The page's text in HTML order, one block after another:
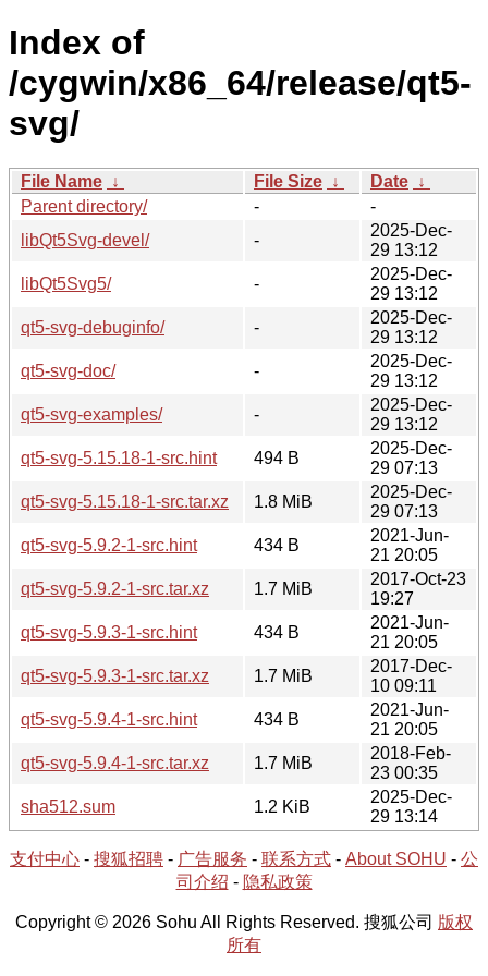
Index of
/cygwin/x86_64/release/qt5-
svg/
File Name ↓ File Size ↓ Date ↓
Parent directory/
-
-
libQt5Svg-devel/
-
2025-Dec-
29 13:12
libQt5Svg5/
-
2025-Dec-
29 13:12
qt5-svg-debuginfo/
-
2025-Dec-
29 13:12
qt5-svg-doc/
-
2025-Dec-
29 13:12
qt5-svg-examples/
-
2025-Dec-
29 13:12
qt5-svg-5.15.18-1-src.hint
494 B
2025-Dec-
29 07:13
qt5-svg-5.15.18-1-src.tar.xz
1.8 MiB
2025-Dec-
29 07:13
qt5-svg-5.9.2-1-src.hint
434 B
2021-Jun-
21 20:05
qt5-svg-5.9.2-1-src.tar.xz
1.7 MiB
2017-Oct-23
19:27
qt5-svg-5.9.3-1-src.hint
434 B
2021-Jun-
21 20:05
qt5-svg-5.9.3-1-src.tar.xz
1.7 MiB
2017-Dec-
10 09:11
qt5-svg-5.9.4-1-src.hint
434 B
2021-Jun-
21 20:05
qt5-svg-5.9.4-1-src.tar.xz
1.7 MiB
2018-Feb-
23 00:35
sha512.sum
1.2 KiB
2025-Dec-
29 13:14
支付中心 - 搜狐招聘 - 广告服务 - 联系方式 - About SOHU - 公
司介绍 - 隐私政策
Copyright © 2026 Sohu All Rights Reserved. 搜狐公司 版权
所有